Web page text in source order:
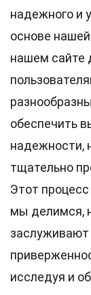
надежного и
основе
нашем сайте
обеспечить
надежности,
тщательно
Этот
мы делимся,
исследуя и